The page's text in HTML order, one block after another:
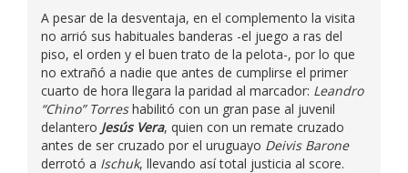
A pesar de la desventaja, en el complemento la visita
no arrió sus habituales banderas -el juego a ras del
piso, el orden y el buen trato de la pelota-, por lo que
no extrañó a nadie que antes de cumplirse el primer
cuarto de hora llegara la paridad al marcador: Leandro
“Chino” Torreshabilitó con un gran pase al juvenil
delantero Jesús Vera, quien con un remate cruzado
antes de ser cruzado por el uruguayo Deivis Barone
derrotó a Ischuk, llevando así total justicia al score.